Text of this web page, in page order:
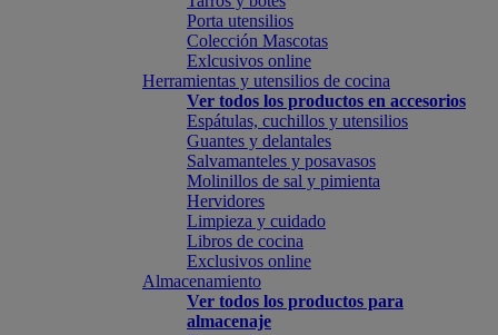
Porta utensilios
Colección Mascotas
Exlcusivos online
Herramientas y utensilios de cocina
Ver todos los productos en accesorios
Espátulas, cuchillos y utensilios
Guantes y delantales
Salvamanteles y posavasos
Molinillos de sal y pimienta
Hervidores
Limpieza y cuidado
Libros de cocina
Exclusivos online
Almacenamiento
Ver todos los productos para
almacenaje